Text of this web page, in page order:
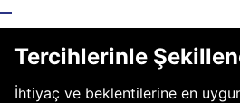
Tercihlerinle
İhtiyaç ve beklentilerine en